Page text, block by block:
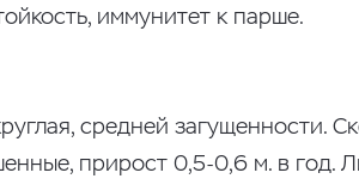
иммунитет к парше.
средней загущенности.
прирост 0,5-0,6 м. в год.